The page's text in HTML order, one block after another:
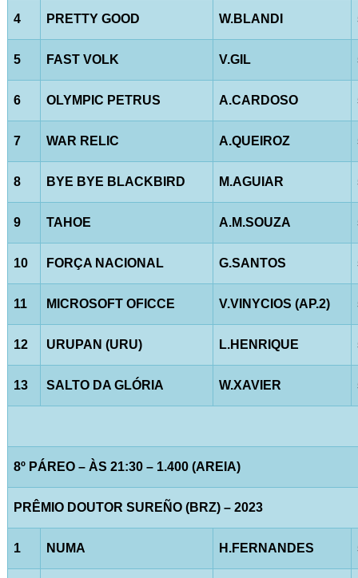
4 PRETTY GOOD W.BLANDI
5 FAST VOLK V.GIL
6 OLYMPIC PETRUS A.CARDOSO
7 WAR RELIC A.QUEIROZ
8 BYE BYE BLACKBIRD M.AGUIAR
9 TAHOE A.M.SOUZA
10 FORÇA NACIONAL G.SANTOS
11 MICROSOFT OFICCE V.VINYCIOS (AP.2)
12 URUPAN (URU) L.HENRIQUE
13 SALTO DA GLÓRIA W.XAVIER
8º PÁREO – ÀS 21:30 – 1.400 (AREIA)
PRÊMIO DOUTOR SUREÑO (BRZ) – 2023
1 NUMA H.FERNANDES